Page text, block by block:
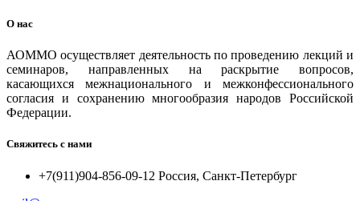
О нас
АОММО осуществляет деятельность по проведению лекций и
семинаров, направленных на раскрытие вопросов,
касающихся межнационального и межконфессионального
согласия и сохранению многообразия народов Российской
Федерации.
Свяжитесь с нами
+7(911)904-856-09-12 Россия, Санкт-Петербург